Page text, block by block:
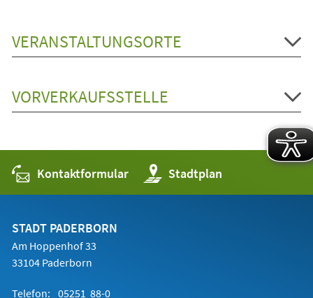
VERANSTALTUNGSORTE
VORVERKAUFSSTELLE
Kontaktformular Stadtplan
(Öffnet
in
einem
STADT PADERBORN
Am Hoppenhof 33
33104 Paderborn
Telefon: 05251 88-0